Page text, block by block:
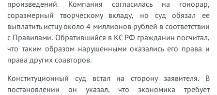
произведений. Компания согласилась на гонорар,
соразмерный творческому вкладу, но суд обязал ее
выплатить истцу около 4 миллионов рублей в соответствии
с Правилами. Обратившийся в КС РФ гражданин посчитал,
что таким образом нарушенными оказались его права и
права других соавторов.
Конституционный суд встал на сторону заявителя. В
постановлении он указал, что экономика требует